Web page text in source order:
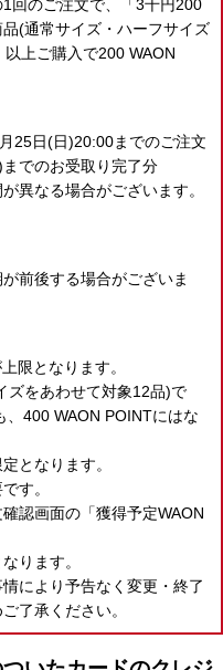
回のご注文で、
「3千円200
(通常サイズ・ハーフサイズ
以上ご購入で200 WAON
25日(日)20:00までのご注文
でのお受取り完了分
異なる場合がございます。
前後する場合がございま
限となります。
ズをあわせて対象12品)で
400 WAON POINTにはな
となります。
す。
認画面の「獲得予定WAON
ります。
により予告なく変更・終了
了承ください。